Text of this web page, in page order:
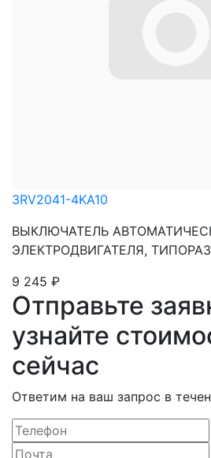
3RV2041-4KA10
ВЫКЛЮЧАТЕЛЬ
ЭЛЕКТРОДВИГАТЕЛЯ,
9 245 ₽
Отправьте
узнайте
сейчас
Ответим на ваш запрос в